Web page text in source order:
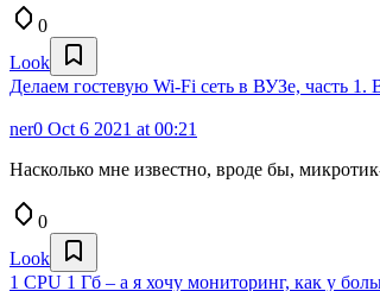
0
Look
Делаем гостевую Wi-Fi сеть в ВУЗе, часть
ner0 Oct 6 2021 at 00:21
Насколько мне известно, вроде бы,
0
Look
1 CPU 1 Гб – а я хочу мониторинг, как у